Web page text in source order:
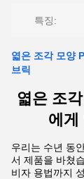
특징:
엷은 조각 모양
브릭
엷은 조
에게
우리는 수년 동
서 제품을 바쳤
비자 용법까지